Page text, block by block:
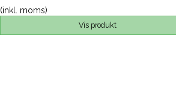
(inkl. moms)
Vis produkt